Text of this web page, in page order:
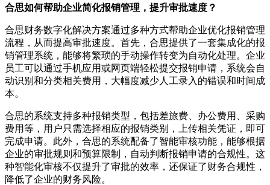
合思如何帮助企业简化报销管理，提升审批速度？
合思财务数字化解决方案通过多种方式帮助企业优化报销管理
流程，从而提高审批速度。首先，合思提供了一套集成化的报
销管理系统，能够将繁琐的手动操作转变为自动化处理。企业
员工可以通过手机应用或网页端轻松提交报销申请，系统会自
动识别和分类相关费用，大幅度减少人工录入的错误和时间成
本。
合思的系统支持多种报销类型，包括差旅费、办公费用、采购
费用等，用户只需选择相应的报销类别，上传相关凭证，即可
完成申请。此外，合思的系统配备了智能审核功能，能够根据
企业的审批规则和预算限制，自动判断报销申请的合规性。这
种智能化审核不仅提升了审批的效率，还保证了财务合规性，
降低了企业的财务风险。